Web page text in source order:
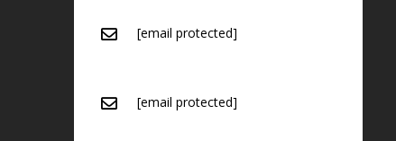
[email protected]
[email protected]